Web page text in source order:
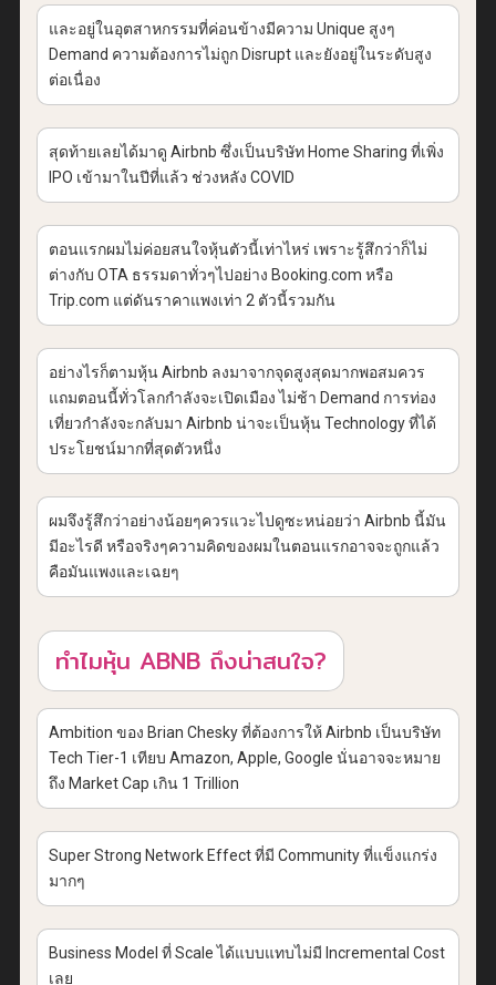
และอยู่ในอุตสาหกรรมที่ค่อนข้างมีความ Unique สูงๆ
Demand ความต้องการไม่ถูก Disrupt และยังอยู่ในระดับสูง
ต่อเนื่อง
สุดท้ายเลยได้มาดู Airbnb ซึ่งเป็นบริษัท Home Sharing ที่เพิ่ง
IPO เข้ามาในปีที่แล้ว ช่วงหลัง COVID
ตอนแรกผมไม่ค่อยสนใจหุ้นตัวนี้เท่าไหร่ เพราะรู้สึกว่าก็ไม่
ต่างกับ OTA ธรรมดาทั่วๆไปอย่าง Booking.com หรือ
Trip.com แต่ดันราคาแพงเท่า 2 ตัวนี้รวมกัน
อย่างไรก็ตามหุ้น Airbnb ลงมาจากจุดสูงสุดมากพอสมควร
แถมตอนนี้ทั่วโลกกำลังจะเปิดเมือง ไม่ช้า Demand การท่อง
เที่ยวกำลังจะกลับมา Airbnb น่าจะเป็นหุ้น Technology ที่ได้
ประโยชน์มากที่สุดตัวหนึ่ง
ผมจึงรู้สึกว่าอย่างน้อยๆควรแวะไปดูซะหน่อยว่า Airbnb นี้มัน
มีอะไรดี หรือจริงๆความคิดของผมในตอนแรกอาจจะถูกแล้ว
คือมันแพงและเฉยๆ
ทำไมหุ้น ABNB ถึงน่าสนใจ?
Ambition ของ Brian Chesky ที่ต้องการให้ Airbnb เป็นบริษัท
Tech Tier-1 เทียบ Amazon, Apple, Google นั่นอาจจะหมาย
ถึง Market Cap เกิน 1 Trillion
Super Strong Network Effect ที่มี Community ที่แข็งแกร่ง
มากๆ
Business Model ที่ Scale ได้แบบแทบไม่มี Incremental Cost
เลย